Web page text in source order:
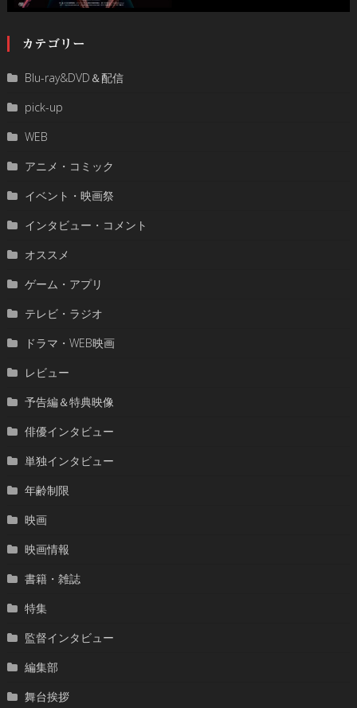
カテゴリー
Blu-ray&DVD＆配信
pick-up
WEB
アニメ・コミック
イベント・映画祭
インタビュー・コメント
オススメ
ゲーム・アプリ
テレビ・ラジオ
ドラマ・WEB映画
レビュー
予告編＆特典映像
俳優インタビュー
単独インタビュー
年齢制限
映画
映画情報
書籍・雑誌
特集
監督インタビュー
編集部
舞台挨拶